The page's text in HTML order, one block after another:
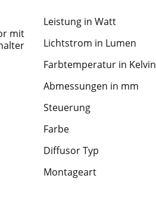
Leistung in Watt
Lichtstrom in Lumen
Farbtemperatur in Kelvin
Abmessungen in mm
Steuerung
Farbe
Diffusor Typ
Montageart